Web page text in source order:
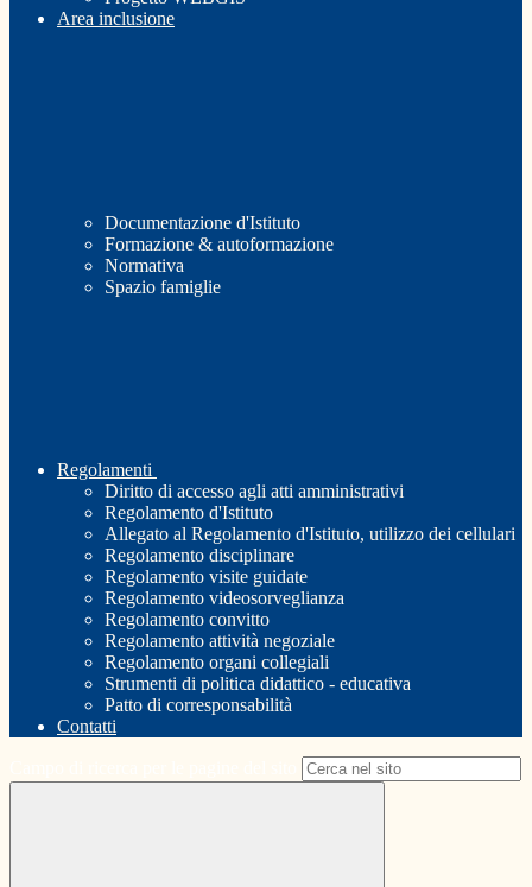
Area inclusione
Documentazione d'Istituto
Formazione & autoformazione
Normativa
Spazio famiglie
Regolamenti
Diritto di accesso agli atti amministrativi
Regolamento d'Istituto
Allegato al Regolamento d'Istituto, utilizzo dei cellulari
Regolamento disciplinare
Regolamento visite guidate
Regolamento videosorveglianza
Regolamento convitto
Regolamento attività negoziale
Regolamento organi collegiali
Strumenti di politica didattico - educativa
Patto di corresponsabilità
Contatti